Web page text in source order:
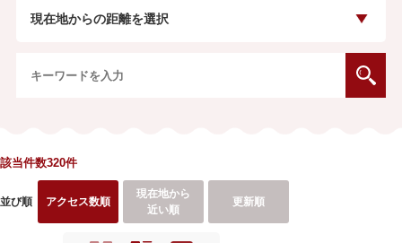
現在地からの距離を選択
該当件数320件
並び順 アクセス数順
現在地から
近い順
更新順